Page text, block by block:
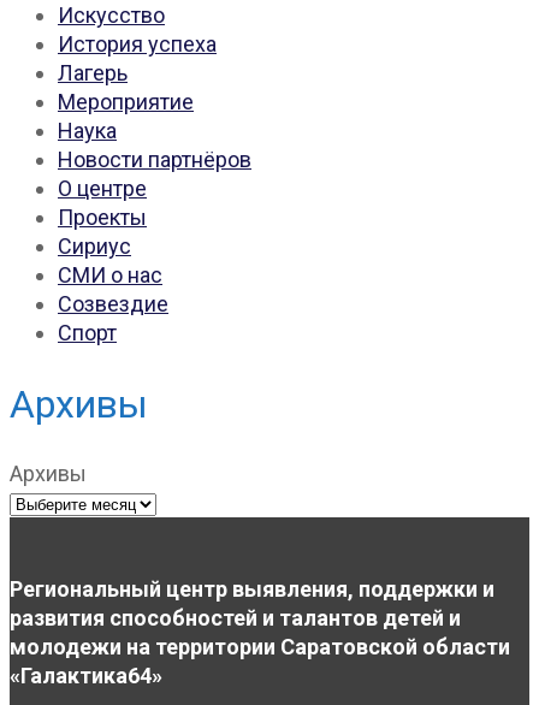
Искусство
История успеха
Лагерь
Мероприятие
Наука
Новости партнёров
О центре
Проекты
Сириус
СМИ о нас
Созвездие
Спорт
Архивы
Архивы
Региональный центр выявления, поддержки и
развития способностей и талантов детей и
молодежи на территории Саратовской области
«Галактика64»